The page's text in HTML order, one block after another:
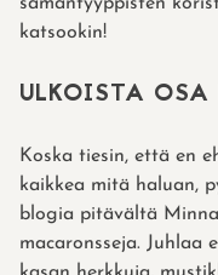
katsookin!
ULKOISTA
Koska tiesin, että en
kaikkea mitä haluan,
blogia pitävältä
macaronsseja. Juhlaa